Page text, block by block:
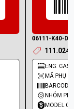
06111-K40-
111.024
ENG:
MÃ PHỤ
MODEL